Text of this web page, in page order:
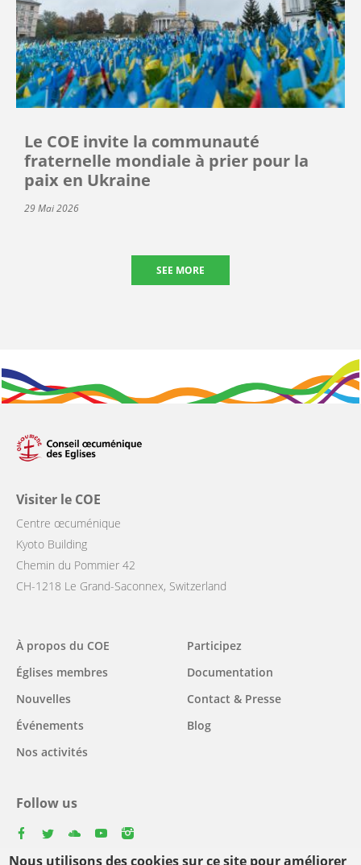
Nous utilisons des cookies sur ce site pour améliorer
Le COE invite la communauté
fraternelle mondiale à prier pour la
paix en Ukraine
29 Mai 2026
SEE MORE
Visiter le COE
Centre œcuménique
Kyoto Building
Chemin du Pommier 42
CH-1218 Le Grand-Saconnex, Switzerland
Main
navigation
À propos du COE
Églises membres
Nouvelles
Événements
Nos activités
Participez
Documentation
Contact & Presse
Blog
Follow us